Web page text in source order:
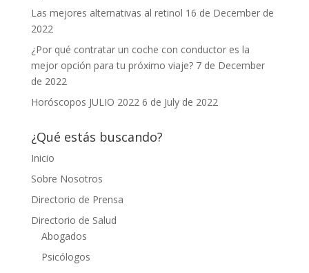
Las mejores alternativas al retinol 16 de December de
2022
¿Por qué contratar un coche con conductor es la
mejor opción para tu próximo viaje? 7 de December
de 2022
Horóscopos JULIO 2022 6 de July de 2022
¿Qué estás buscando?
Inicio
Sobre Nosotros
Directorio de Prensa
Directorio de Salud
Abogados
Psicólogos